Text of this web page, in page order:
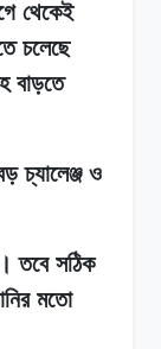
থেকেই
চলেছে
বাড়তে
চ্যালেঞ্জ ও
তবে সঠিক
মতো